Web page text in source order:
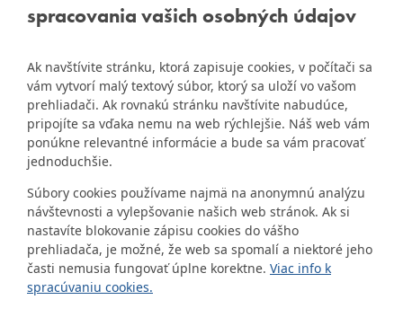
spracovania vašich osobných údajov
Ak navštívite stránku, ktorá zapisuje cookies, v počítači sa
vám vytvorí malý textový súbor, ktorý sa uloží vo vašom
prehliadači. Ak rovnakú stránku navštívite nabudúce,
pripojíte sa vďaka nemu na web rýchlejšie. Náš web vám
ponúkne relevantné informácie a bude sa vám pracovať
jednoduchšie.
Súbory cookies používame najmä na anonymnú analýzu
návštevnosti a vylepšovanie našich web stránok. Ak si
nastavíte blokovanie zápisu cookies do vášho
prehliadača, je možné, že web sa spomalí a niektoré jeho
časti nemusia fungovať úplne korektne. Viac info k
spracúvaniu cookies.
starej stránke Dúbravky
Naša mestská časť získala 3.
miesto v súťažiZlatyErb.sk
o
najlepšiu internetovú stránku
samospráv za rok 2020
IČO: 00603406
DIČ: 2020919120
IČ DPH: Nie sme platca
DPH
Bankové spojenie:
a.s., Mlynské nivy 1, 829 90
Bratislava 25
Číslo účtu v tvare IBAN:
SK31 0200 0000 0000 1012
8032, BIC kód: SUBASKBX